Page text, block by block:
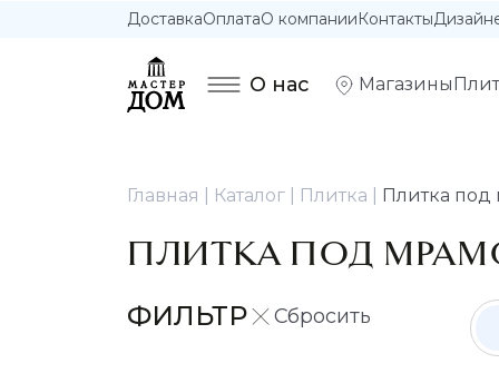
ДоставкаОплатаО компанииКонтакты
О нас Магазины
Главная Каталог Плитка Плитка под
ПЛИТКА ПОД
ФИЛЬТР